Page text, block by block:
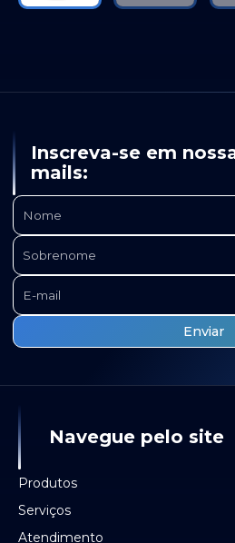
Inscreva-se em
mails:
Navegue pelo site
Produtos
Serviços
Atendimento